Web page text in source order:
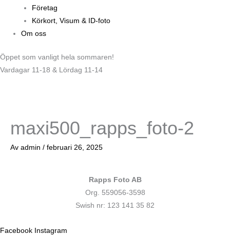
Företag
Körkort, Visum & ID-foto
Om oss
Öppet som vanligt hela sommaren!
Vardagar 11-18 & Lördag 11-14
maxi500_rapps_foto-2
Av admin / februari 26, 2025
Rapps Foto AB
Org. 559056-3598
Swish nr: 123 141 35 82
Facebook Instagram